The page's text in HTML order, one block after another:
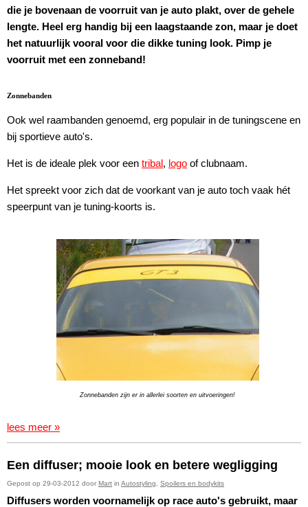
die je bovenaan de voorruit van je auto plakt, over de gehele
lengte. Heel erg handig bij een laagstaande zon, maar je doet
het natuurlijk vooral voor die dikke tuning look. Pimp je
voorruit met een zonneband!
Zonnebanden
Ook wel raambanden genoemd, erg populair in de tuningscene en
bij sportieve auto's.
Het is de ideale plek voor een tribal, logo of clubnaam.
Het spreekt voor zich dat de voorkant van je auto toch vaak hét
speerpunt van je tuning-koorts is.
Zonnebanden zijn er in allerlei soorten en uitvoeringen!
lees meer »
Een diffuser; mooie look en betere wegligging
Gepost op 29-03-2012 door Mart in Autostyling Spoilers en bodykits
Diffusers worden voornamelijk op race auto's gebruikt, maar